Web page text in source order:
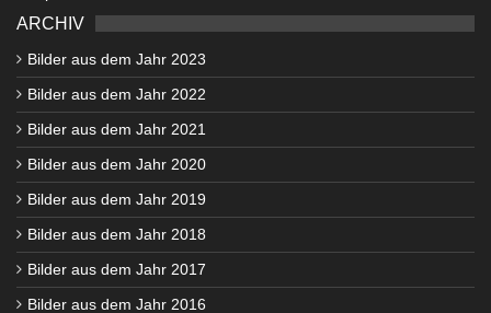
ARCHIV
Bilder aus dem Jahr 2023
Bilder aus dem Jahr 2022
Bilder aus dem Jahr 2021
Bilder aus dem Jahr 2020
Bilder aus dem Jahr 2019
Bilder aus dem Jahr 2018
Bilder aus dem Jahr 2017
Bilder aus dem Jahr 2016